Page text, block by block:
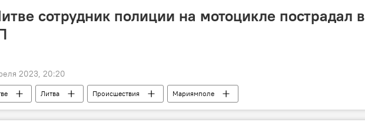
сотрудник полиции на мотоцикле пострадал в
2023, 20:20
Литва Происшествия Мариямполе